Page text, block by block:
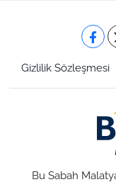
Gizlilik Sözleşmesi
Bu Sabah